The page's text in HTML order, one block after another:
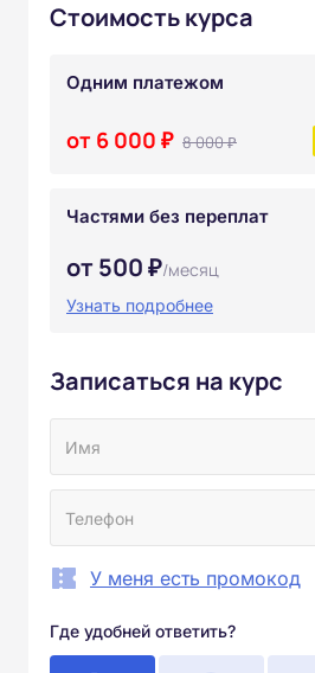
Стоимость курса
Одним платежом
от 6 000 ₽ 8 000 ₽
Частями без переплат
от 500 ₽/месяц
Узнать подробнее
Записаться на курс
У меня есть промокод
Где удобней ответить?